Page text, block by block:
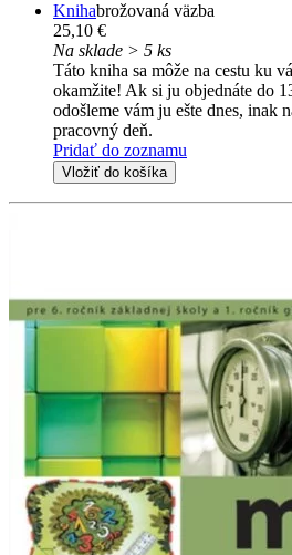
Knihabrožovaná väzba
25,10 €
Na sklade > 5 ks
Táto kniha sa môže na cestu ku
okamžite! Ak si ju objednáte do
odošleme vám ju ešte dnes, inak
pracovný deň.
Pridať do zoznamu
Vložiť do košíka